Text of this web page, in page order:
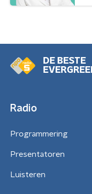
DE BESTE
Radio
Programmering
Presentatoren
Luisteren